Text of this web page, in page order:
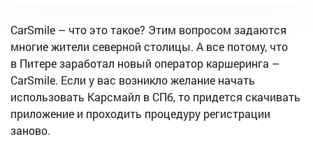
CarSmile – что это такое? Этим вопросом задаются
многие жители северной столицы. А все потому, что
в Питере заработал новый оператор каршеринга –
CarSmile. Если у вас возникло желание начать
использовать Карсмайл в СПб, то придется скачивать
приложение и проходить процедуру регистрации
заново.